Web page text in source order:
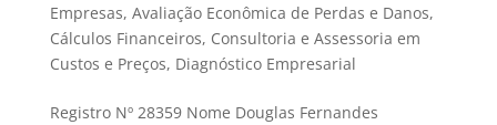
Empresas, Avaliação Econômica de Perdas e Danos,
Cálculos Financeiros, Consultoria e Assessoria em
Custos e Preços, Diagnóstico Empresarial
Registro Nº 28359 Nome Douglas Fernandes